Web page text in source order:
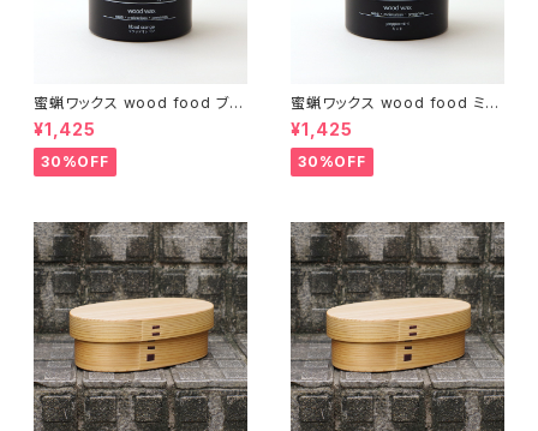
蜜蝋ワックス wood food ブラ
ッドオレンジ【DIY】【木工】【ギフ
ト プレゼント】【父の日 お誕生
日】
¥1,425
30%OFF
蜜蝋ワックス wood food ミン
ト【DIY】【木工】【ギフト プレゼン
ト】【父の日 お誕生日】
¥1,425
30%OFF